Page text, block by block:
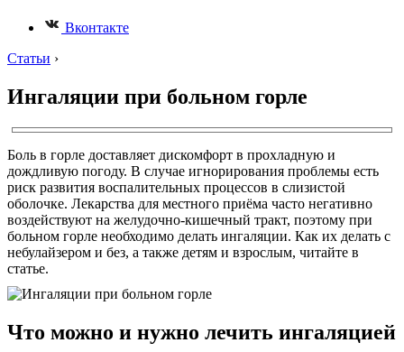
Вконтакте
Статьи ›
Ингаляции при больном горле
Боль в горле доставляет дискомфорт в прохладную и
дождливую погоду. В случае игнорирования проблемы есть
риск развития воспалительных процессов в слизистой
оболочке. Лекарства для местного приёма часто негативно
воздействуют на желудочно-кишечный тракт, поэтому при
больном горле необходимо делать ингаляции. Как их делать с
небулайзером и без, а также детям и взрослым, читайте в
статье.
Что можно и нужно лечить ингаляцией